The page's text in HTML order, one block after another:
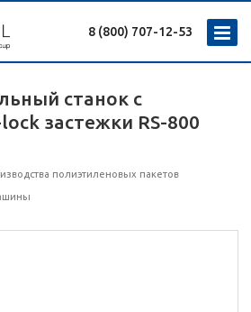
8 (800) 707-12-53
станок с
застежки RS-800
полиэтиленовых пакетов